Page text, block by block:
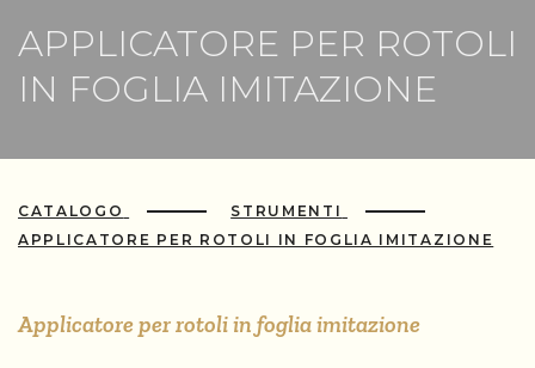
APPLICATORE PER ROTOLI
IN FOGLIA IMITAZIONE
CATALOGO
STRUMENTI
APPLICATORE PER ROTOLI IN FOGLIA IMITAZIONE
Applicatore per rotoli in foglia imitazione